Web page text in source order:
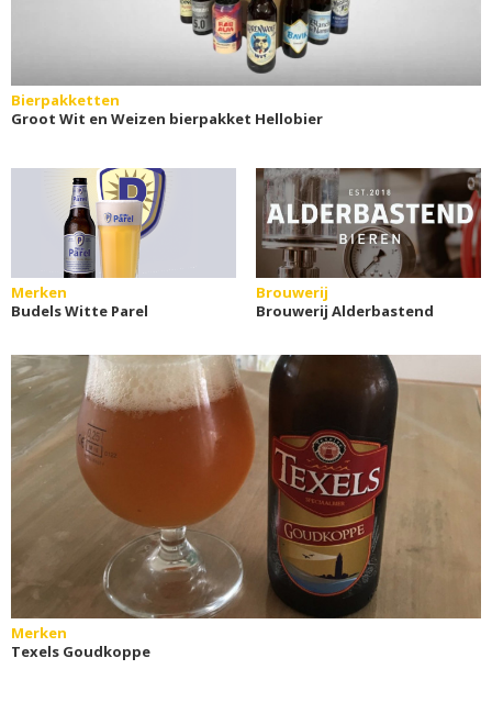
Bierpakketten
Groot Wit en Weizen bierpakket Hellobier
Merken
Budels Witte Parel
Brouwerij
Brouwerij Alderbastend
Merken
Texels Goudkoppe